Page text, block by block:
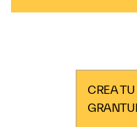
CREA TU